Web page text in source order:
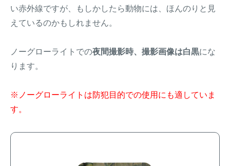
い赤外線ですが、もしかしたら動物には、ほんのりと見
えているのかもしれません。
ノーグローライトでの夜間撮影時、撮影画像は白黒にな
ります。
※ノーグローライトは防犯目的での使用にも適していま
す。